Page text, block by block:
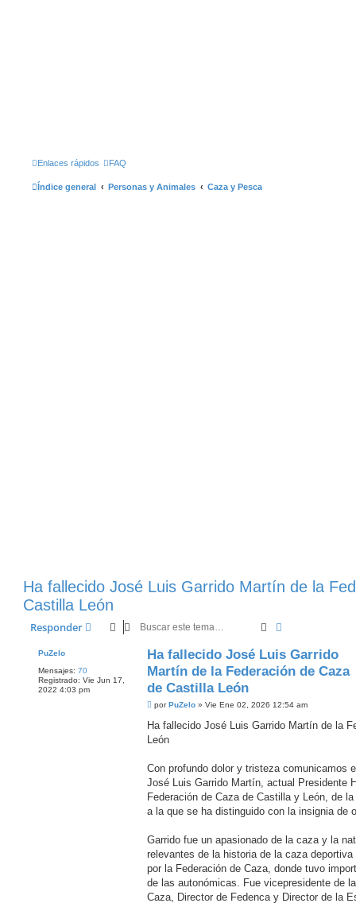
Enlaces rápidos FAQ
Índice general Personas y Animales Caza y Pesca
Ha fallecido José Luis Garrido Martín de la
Castilla León
Responder Buscar
PuZelo
Mensajes: 70
Registrado: Vie Jun 17,
2022 4:03 pm
Ha fallecido José Luis Garrido
Martín de la Federación de Caza
de Castilla León
M
n
a
porPuZelo» Vie Ene 02, 2026 12:54 am
Ha fallecido José Luis Garrido Martín de la
León
Con profundo dolor y tristeza comunicamos
José Luis Garrido Martín, actual Presidente
Federación de Caza de Castilla y León, de
a la que se ha distinguido con la insignia de
Garrido fue un apasionado de la caza y la
relevantes de la historia de la caza
por la Federación de Caza, donde tuvo
de las autonómicas. Fue vicepresidente de
Caza, Director de Fedenca y Director de la